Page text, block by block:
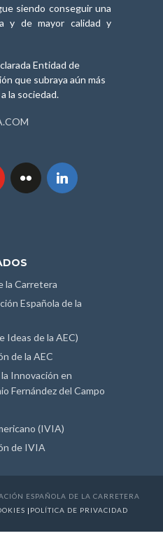
siendo conseguir una
y de mayor calidad y
Entidad de
que subraya aún más
la sociedad.
la Carretera
Española de la
Ideas de la AEC)
de la AEC
Innovación en
Fernández del Campo
(IVIA)
de IVIA
ESPAÑOLA DE LA CARRETERA
| POLÍTICA DE PRIVACIDAD